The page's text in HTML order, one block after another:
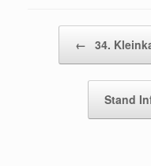
← 34.
Stand